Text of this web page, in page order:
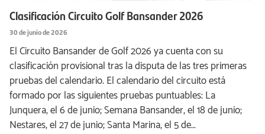
Clasificación Circuito Golf Bansander 2026
30 de junio de 2026
El Circuito Bansander de Golf 2026 ya cuenta con su
clasificación provisional tras la disputa de las tres primeras
pruebas del calendario. El calendario del circuito está
formado por las siguientes pruebas puntuables: La
Junquera, el 6 de junio; Semana Bansander, el 18 de junio;
Nestares, el 27 de junio; Santa Marina, el 5 de…